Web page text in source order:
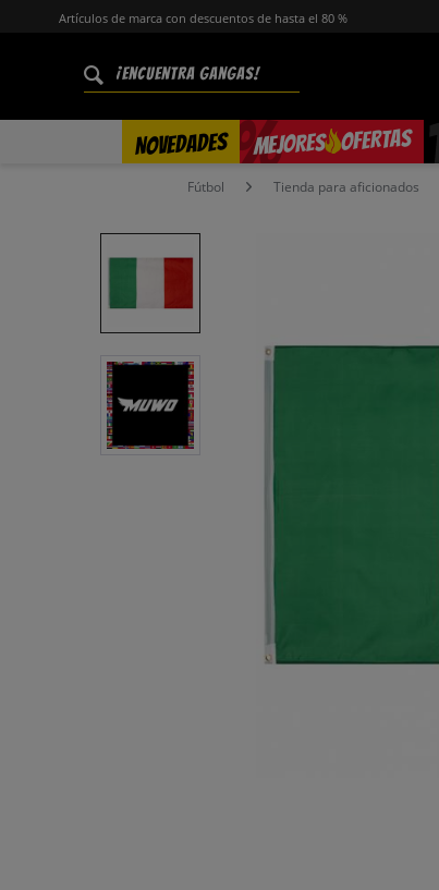
Artículos de marca con descuentos de hasta el 80 %
NOVEDADES MEJORES OFERTAS
%
Fútbol Tienda para aficionados